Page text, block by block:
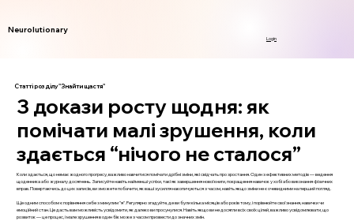
Neurolutionary
Login
Статті розділу "Знайти щастя"
3 докази росту щодня: як
помічати малі зрушення, коли
здається “нічого не сталося”
Коли здається, що немає жодного прогресу, важливо навчитися помічати дрібні зміни, які свідчать про зростання. Один з ефективних методів — ведення
щоденника або журналу досягнень. Записуйте навіть найменші успіхи, такі як завершення нової книги, покращення навичок у хобі або виконання фізичних
вправ. Повертаючись до цих записів, ви зможете побачити, як ваші зусилля накопичуються з часом, навіть якщо зміни не є очевидними на перший погляд.
Ще одним способом є порівняння себе з минулим "я". Регулярно згадуйте, де ви були кілька місяців або років тому, і порівнюйте свої знання, навички чи
емоційний стан. Це дасть вам можливість усвідомити, як далеко ви просунулися. Навіть якщо ви не досягли всіх своїх цілей, важливо усвідомлювати, що
розвиток — це процес, і мале зрушення в один бік може з часом призвести до значних змін.